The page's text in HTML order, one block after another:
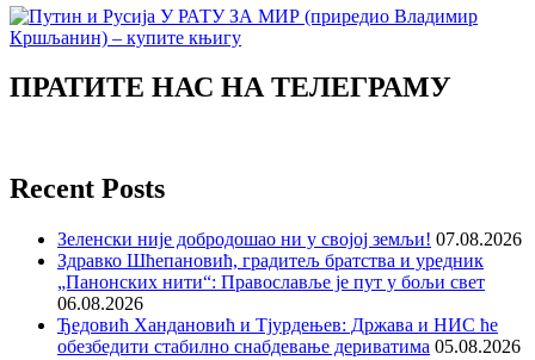
ПРАТИТЕ НАС НА ТЕЛЕГРАМУ
Recent Posts
Зеленски није добродошао ни у својој земљи! 07.08.2026
Здравко Шћепановић, градитељ братства и уредник
„Панонских нити“: Православље је пут у бољи свет
06.08.2026
Ђедовић Хандановић и Тјурдењев: Држава и НИС ће
обезбедити стабилно снабдевање дериватима 05.08.2026